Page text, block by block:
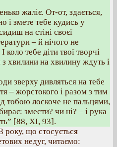
жаліє. От-от, здається,
і змете тебе кудись у
на стіні своєї
– й нічого не
коло тебе діти твої творчі
хвилини на хвилину ждуть і
зверху дивляться на тебе
– жорстокого і разом з тим
тобою лоскоче не пальцями,
змести? чи ні? – і рука
[88, ХІ, 93].
року, що стосується
недуг, читаємо: